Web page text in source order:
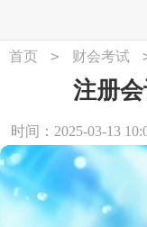
首页 > 财会考试
注册
时间：2025-03-13